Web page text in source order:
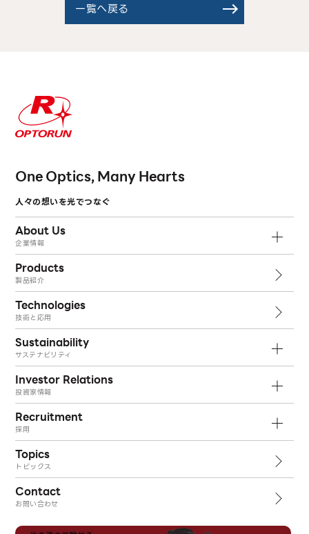
一覧へ戻る
One Optics, Many Hearts
人々の想いを光でつなぐ
About Us
企業情報
Products
製品紹介
Technologies
技術と応用
Sustainability
サステナビリティ
Investor Relations
投資家情報
Recruitment
採用
Topics
トピックス
Contact
お問い合わせ